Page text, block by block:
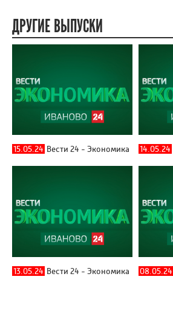
ДРУГИЕ ВЫПУСКИ
15.05.24 Вести 24 - Экономика 14.05.24
13.05.24 Вести 24 - Экономика 08.05.24